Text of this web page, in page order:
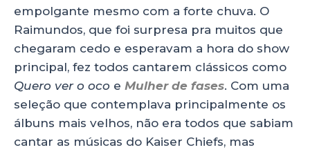
empolgante mesmo com a forte chuva. O
Raimundos, que foi surpresa pra muitos que
chegaram cedo e esperavam a hora do show
principal, fez todos cantarem clássicos como
Quero ver o oco e Mulher de fases. Com uma
seleção que contemplava principalmente os
álbuns mais velhos, não era todos que sabiam
cantar as músicas do Kaiser Chiefs, mas